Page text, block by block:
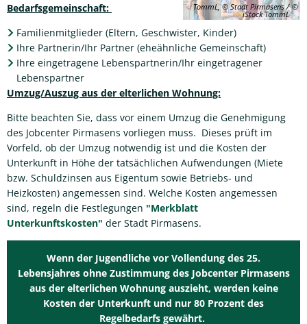
TommL, © Stadt Pirmasens /
iStock TommL
Bedarfsgemeinschaft:
Familienmitglieder (Eltern, Geschwister, Kinder)
Ihre Partnerin/Ihr Partner (eheähnliche Gemeinschaft)
Ihre eingetragene Lebenspartnerin/Ihr eingetragener
Lebenspartner
Umzug/Auszug aus der elterlichen Wohnung:
Bitte beachten Sie, dass vor einem Umzug die Genehmigung
des Jobcenter Pirmasens vorliegen muss. Dieses prüft im
Vorfeld, ob der Umzug notwendig ist und die Kosten der
Unterkunft in Höhe der tatsächlichen Aufwendungen (Miete
bzw. Schuldzinsen aus Eigentum sowie Betriebs- und
Heizkosten) angemessen sind. Welche Kosten angemessen
sind, regeln die Festlegungen "Merkblatt
Unterkunftskosten" der Stadt Pirmasens.
Wenn der Jugendliche vor Vollendung des 25.
Lebensjahres ohne Zustimmung des Jobcenter Pirmasens
aus der elterlichen Wohnung auszieht, werden keine
Kosten der Unterkunft und nur 80 Prozent des
Regelbedarfs gewährt.